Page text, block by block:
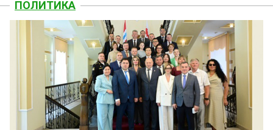
ПОЛИТИКА